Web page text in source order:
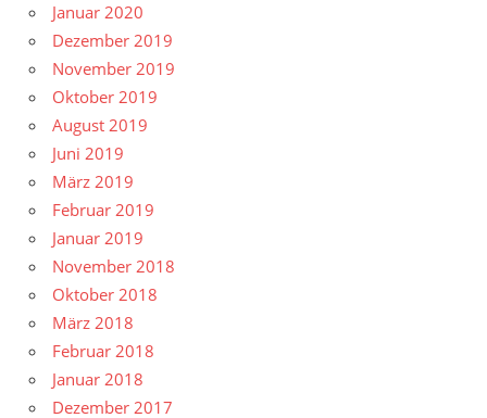
Januar 2020
Dezember 2019
November 2019
Oktober 2019
August 2019
Juni 2019
März 2019
Februar 2019
Januar 2019
November 2018
Oktober 2018
März 2018
Februar 2018
Januar 2018
Dezember 2017